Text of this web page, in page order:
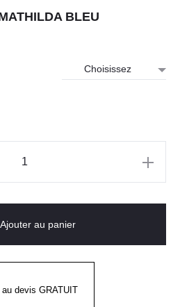
BLEU
Ajouter au panier
devis GRATUIT